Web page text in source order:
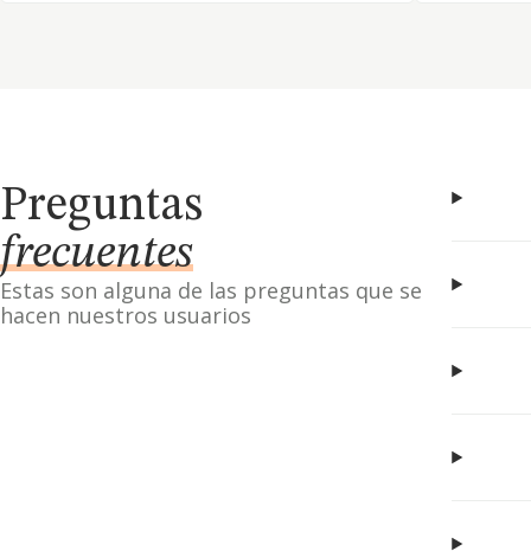
Preguntas
frecuentes
Estas son alguna de las preguntas que se
hacen nuestros usuarios